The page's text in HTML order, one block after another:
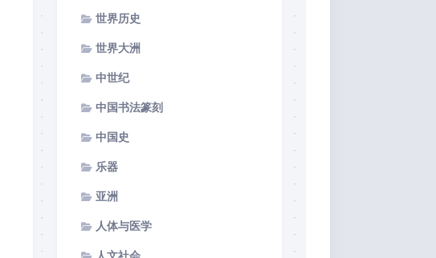
世界历史
世界大洲
中世纪
中国书法篆刻
中国史
乐器
亚洲
人体与医学